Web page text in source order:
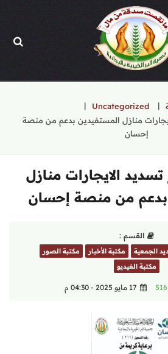
Uncategorized
منازل المستفيدين بدعم من منصة
إحسان
الايجارات منازل
بدعم من منصة إحسان
القسم :
الجمعية مكتبة الأخبار
مكتبة الصور
مكتبة الفيديو
516 17 مايو 2025 - 04:30 م